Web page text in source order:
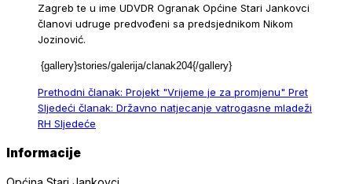
Zagreb te u ime UDVDR Ogranak Općine Stari Jankovci
članovi udruge predvođeni sa predsjednikom Nikom
Jozinović.
{gallery}stories/galerija/clanak204{/gallery}
Prethodni članak: Projekt "Vrijeme je za promjenu" Pret
Sljedeći članak: Državno natjecanje vatrogasne mladeži
RH Sljedeće
Informacije